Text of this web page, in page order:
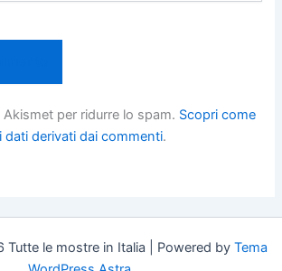
per ridurre lo spam. Scopri come
derivati dai commenti.
le mostre in Italia | Powered by Tema